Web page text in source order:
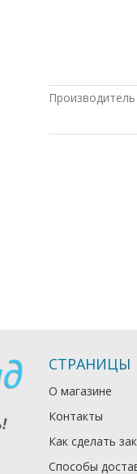
Производитель
СТРАНИЦЫ
О магазине
Контакты
Как сделать
Способы